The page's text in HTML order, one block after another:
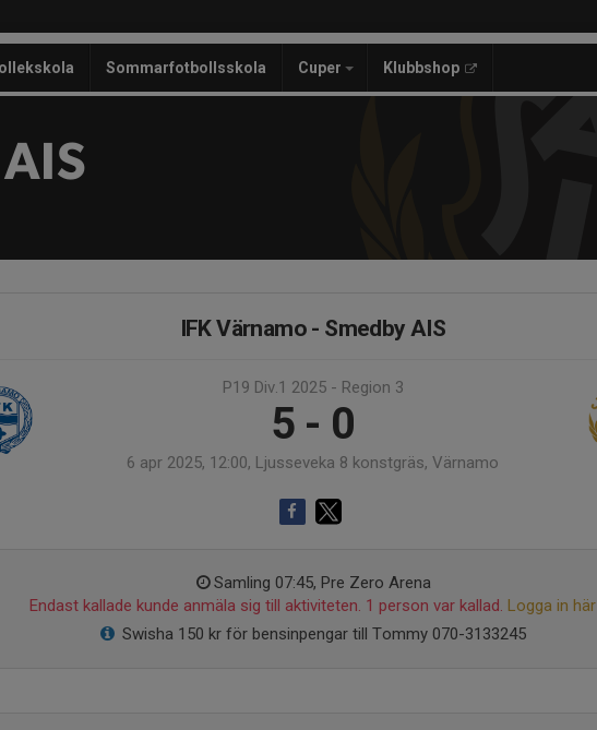
Sommarfotbollsskola Cuper Klubbshop
IFK Värnamo - Smedby AIS
P19 Div.1 2025 - Region 3
5 - 0
6 apr 2025, 12:00, Ljusseveka 8 konstgräs, Värnamo
Samling 07:45, Pre Zero Arena
Endast kallade kunde anmäla sig till aktiviteten. 1 person var kallad. Logga in här
Swisha 150 kr för bensinpengar till Tommy 070-3133245